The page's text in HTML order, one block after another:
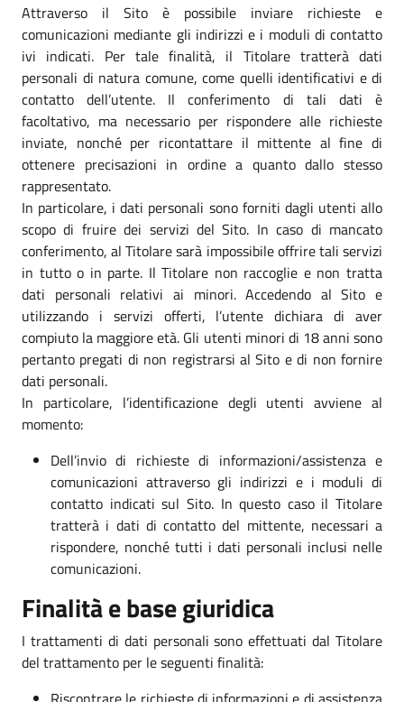
Attraverso il Sito è possibile inviare richieste e
comunicazioni mediante gli indirizzi e i moduli di contatto
ivi indicati. Per tale finalità, il Titolare tratterà dati
personali di natura comune, come quelli identificativi e di
contatto dell’utente. Il conferimento di tali dati è
facoltativo, ma necessario per rispondere alle richieste
inviate, nonché per ricontattare il mittente al fine di
ottenere precisazioni in ordine a quanto dallo stesso
rappresentato.
In particolare, i dati personali sono forniti dagli utenti allo
scopo di fruire dei servizi del Sito. In caso di mancato
conferimento, al Titolare sarà impossibile offrire tali servizi
in tutto o in parte. Il Titolare non raccoglie e non tratta
dati personali relativi ai minori. Accedendo al Sito e
utilizzando i servizi offerti, l’utente dichiara di aver
compiuto la maggiore età. Gli utenti minori di 18 anni sono
pertanto pregati di non registrarsi al Sito e di non fornire
dati personali.
In particolare, l’identificazione degli utenti avviene al
momento:
Dell’invio di richieste di informazioni/assistenza e
comunicazioni attraverso gli indirizzi e i moduli di
contatto indicati sul Sito. In questo caso il Titolare
tratterà i dati di contatto del mittente, necessari a
rispondere, nonché tutti i dati personali inclusi nelle
comunicazioni.
Finalità e base giuridica
I trattamenti di dati personali sono effettuati dal Titolare
del trattamento per le seguenti finalità: